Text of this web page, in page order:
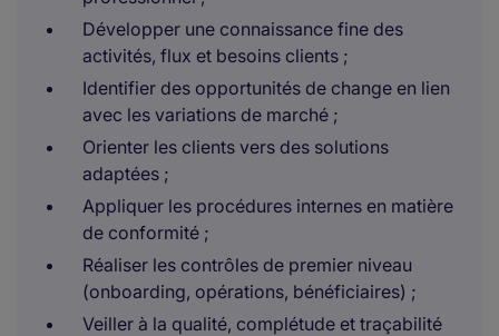
Développer une connaissance fine des
activités, flux et besoins clients ;
Identifier des opportunités de change en lien
avec les variations de marché ;
Orienter les clients vers des solutions
adaptées ;
Appliquer les procédures internes en matière
de conformité ;
Réaliser les contrôles de premier niveau
(onboarding, opérations, bénéficiaires) ;
Veiller à la qualité, complétude et traçabilité